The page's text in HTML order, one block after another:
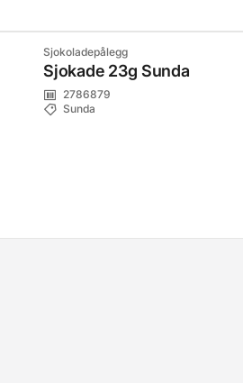
Sjokoladepålegg
Sjokade 23g Sunda
2786879
Sunda